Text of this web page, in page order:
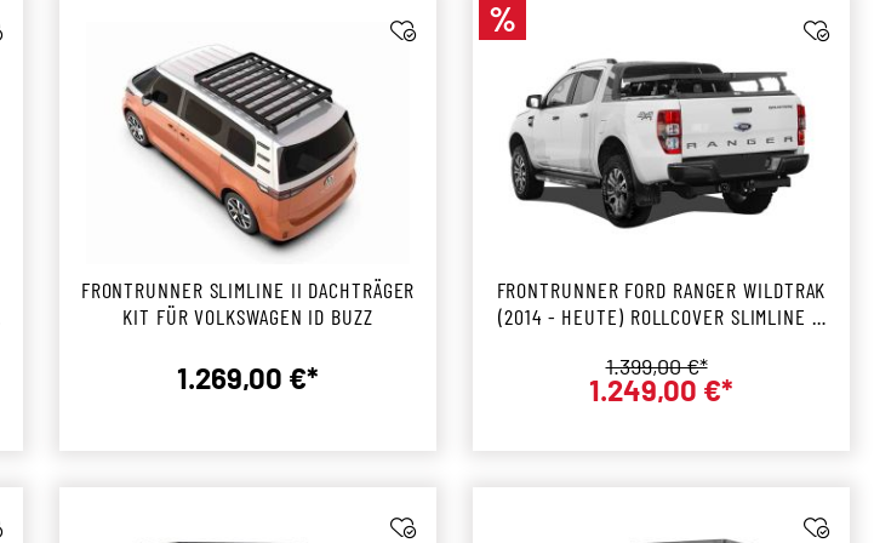
FRONTRUNNER SLIMLINE II DACHTRÄGER
KIT FÜR VOLKSWAGEN ID BUZZ
Regulärer Preis:
1.269,00 €*
Rabatt
%
FRONTRUNNER FORD RANGER WILDTRAK
(2014 - HEUTE) ROLLCOVER SLIMLINE II
Verkaufspreis:
1.249,00 €*
Regulärer Preis:
1.399,00 €*